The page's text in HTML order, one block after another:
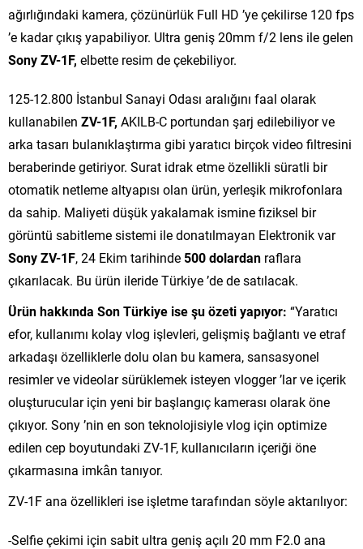
ağırlığındaki kamera, çözünürlük Full HD ’ye çekilirse 120 fps
’e kadar çıkış yapabiliyor. Ultra geniş 20mm f/2 lens ile gelen
Sony ZV-1F, elbette resim de çekebiliyor.
125-12.800 İstanbul Sanayi Odası aralığını faal olarak
kullanabilen ZV-1F, AKILB-C portundan şarj edilebiliyor ve
arka tasarı bulanıklaştırma gibi yaratıcı birçok video filtresini
beraberinde getiriyor. Surat idrak etme özellikli süratli bir
otomatik netleme altyapısı olan ürün, yerleşik mikrofonlara
da sahip. Maliyeti düşük yakalamak ismine fiziksel bir
görüntü sabitleme sistemi ile donatılmayan Elektronik var
Sony ZV-1F, 24 Ekim tarihinde 500 dolardan raflara
çıkarılacak. Bu ürün ileride Türkiye ’de de satılacak.
Ürün hakkında Son Türkiye ise şu özeti yapıyor: “Yaratıcı
efor, kullanımı kolay vlog işlevleri, gelişmiş bağlantı ve etraf
arkadaşı özelliklerle dolu olan bu kamera, sansasyonel
resimler ve videolar sürüklemek isteyen vlogger ’lar ve içerik
oluşturucular için yeni bir başlangıç kamerası olarak öne
çıkıyor. Sony ’nin en son teknolojisiyle vlog için optimize
edilen cep boyutundaki ZV-1F, kullanıcıların içeriği öne
çıkarmasına imkân tanıyor.
ZV-1F ana özellikleri ise işletme tarafından söyle aktarılıyor:
-Selfie çekimi için sabit ultra geniş açılı 20 mm F2.0 ana